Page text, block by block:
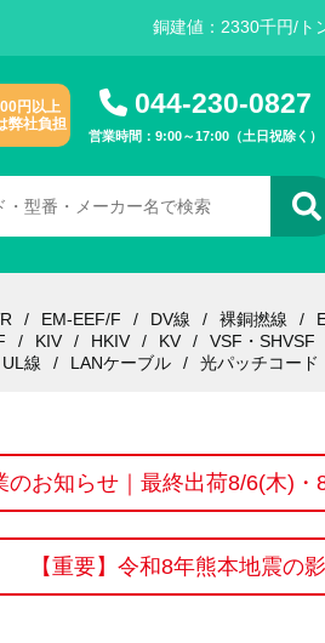
銅建値： 2330千円/ト
円以上
弊社負担
044-230-0827
営業時間：9:00～17:00（土日祝除く）
EM-EEF/F DV線 裸銅撚線
KIV HKIV KV VSF・SHVSF
UL線 LANケーブル 光パッチコード
のお知らせ｜最終出荷8/6(木)
【重要】令和8年熊本地震の